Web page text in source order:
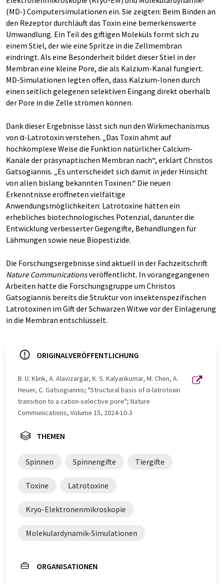
(MD-) Computersimulationen ein. Sie zeigten: Beim Binden an
den Rezeptor durchläuft das Toxin eine bemerkenswerte
Umwandlung. Ein Teil des giftigen Moleküls formt sich zu
einem Stiel, der wie eine Spritze in die Zellmembran
eindringt. Als eine Besonderheit bildet dieser Stiel in der
Membran eine kleine Pore, die als Kalzium-Kanal fungiert.
MD-Simulationen legten offen, dass Kalzium-Ionen durch
einen seitlich gelegenen selektiven Eingang direkt oberhalb
der Pore in die Zelle strömen können.
Dank dieser Ergebnisse lässt sich nun den Wirkmechanismus
von α-Latrotoxin verstehen. „Das Toxin ahmt auf
hochkomplexe Weise die Funktion natürlicher Calcium-
Kanäle der präsynaptischen Membran nach“, erklärt Christos
Gatsogiannis. „Es unterscheidet sich damit in jeder Hinsicht
von allen bislang bekannten Toxinen.“ Die neuen
Erkenntnisse eröffneten vielfältige
Anwendungsmöglichkeiten: Latrotoxine hätten ein
erhebliches biotechnologisches Potenzial, darunter die
Entwicklung verbesserter Gegengifte, Behandlungen für
Lähmungen sowie neue Biopestizide.
Die Forschungsergebnisse sind aktuell in der Fachzeitschrift
Nature Communicationsveröffentlicht. In vorangegangenen
Arbeiten hatte die Forschungsgruppe um Christos
Gatsogiannis bereits die Struktur von insektenspezifischen
Latrotoxinen im Gift der Schwarzen Witwe vor der Einlagerung
in die Membran entschlüsselt.
ORIGINALVERÖFFENTLICHUNG
B. U. Klink, A. Alavizargar, K. S. Kalyankumar, M. Chen, A.
Heuer, C. Gatsogiannis; "Structural basis of α-latrotoxin
transition to a cation-selective pore"; Nature
Communications, Volume 15, 2024-10-3
THEMEN
Spinnen Spinnengifte Tiergifte
Toxine Latrotoxine
Kryo-Elektronenmikroskopie
Molekulardynamik-Simulationen
ORGANISATIONEN